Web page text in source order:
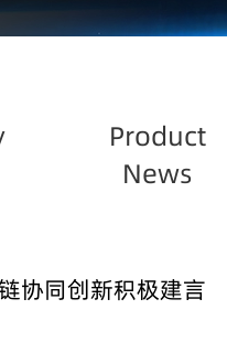
Product
News
协同创新积极建言